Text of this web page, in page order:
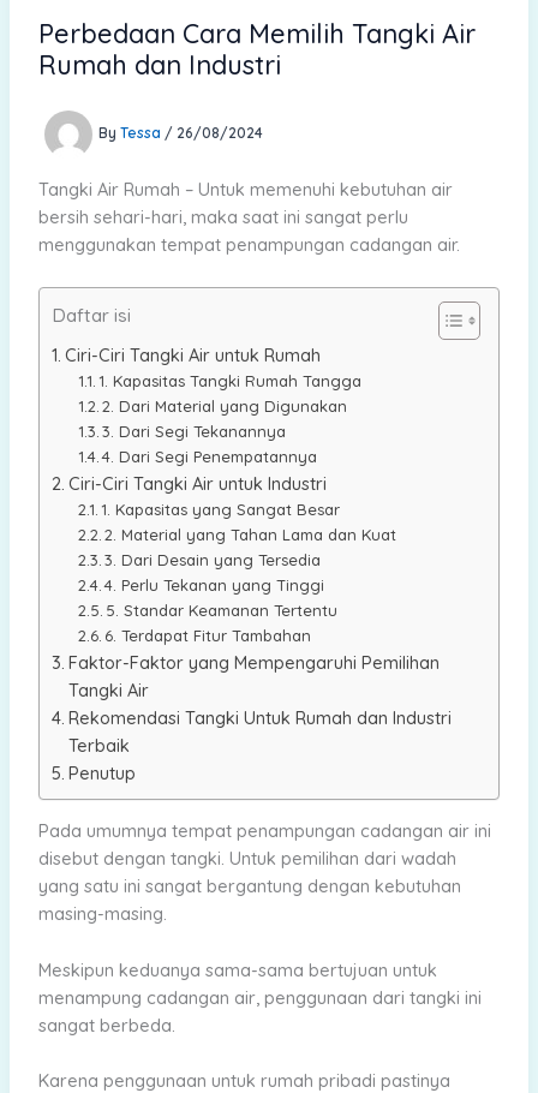
Perbedaan Cara Memilih Tangki Air
Rumah dan Industri
By Tessa / 26/08/2024
Tangki Air Rumah – Untuk memenuhi kebutuhan air
bersih sehari-hari, maka saat ini sangat perlu
menggunakan tempat penampungan cadangan air.
Daftar isi
Ciri-Ciri Tangki Air untuk Rumah
1. Kapasitas Tangki Rumah Tangga
2. Dari Material yang Digunakan
3. Dari Segi Tekanannya
4. Dari Segi Penempatannya
Ciri-Ciri Tangki Air untuk Industri
1. Kapasitas yang Sangat Besar
2. Material yang Tahan Lama dan Kuat
3. Dari Desain yang Tersedia
4. Perlu Tekanan yang Tinggi
5. Standar Keamanan Tertentu
6. Terdapat Fitur Tambahan
Faktor-Faktor yang Mempengaruhi Pemilihan
Tangki Air
Rekomendasi Tangki Untuk Rumah dan Industri
Terbaik
Penutup
Pada umumnya tempat penampungan cadangan air ini
disebut dengan tangki. Untuk pemilihan dari wadah
yang satu ini sangat bergantung dengan kebutuhan
masing-masing.
Meskipun keduanya sama-sama bertujuan untuk
menampung cadangan air, penggunaan dari tangki ini
sangat berbeda.
Karena penggunaan untuk rumah pribadi pastinya